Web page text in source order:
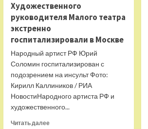
Художественного
руководителя Малого театра
экстренно
госпитализировали в Москве
Народный артист РФ Юрий
Соломин госпитализирован с
подозрением на инсульт Фото:
Кирилл Каллиников / РИА
НовостиНародного артиста РФ и
художественного...
Читать далееПрочитать